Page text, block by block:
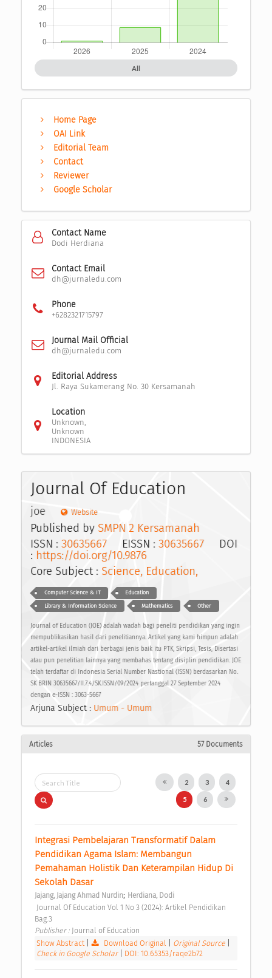
All
Home Page
OAI Link
Editorial Team
Contact
Reviewer
Google Scholar
Contact Name
Dodi Herdiana
Contact Email
dh@jurnaledu.com
Phone
+6282321715797
Journal Mail Official
dh@jurnaledu.com
Editorial Address
Jl. Raya Sukamerang No. 30 Kersamanah
Location
Unknown,
Unknown
INDONESIA
Journal Of Education
joe Website
Published by SMPN 2 Kersamanah
ISSN : 30635667 EISSN : 30635667 DOI
: https://doi.org/10.9876
Core Subject : Science, Education,
Computer Science & IT Education
Library & Information Science Mathematics Other
Journal of Education (JOE) adalah wadah bagi peneliti pendidikan yang ingin
mempublikasikan hasil dari penelitiannya. Artikel yang kami himpun adalah
artikel-artikel ilmiah dari berbagai jenis baik itu PTK, Skripsi, Tesis, Disertasi
atau pun penelitian lainnya yang membahas tentang disiplin pendidikan. JOE
telah terdaftar di Indonesia Serial Number Nastional (ISSN) berdasarkan No.
SK BRIN 30635667/II.7.4/SK.ISSN/09/2024 pertanggal 27 September 2024
dengan e-ISSN : 3063-5667
Arjuna Subject : Umum - Umum
Articles 57 Documents
2 3 4
5 6
Integrasi Pembelajaran Transformatif Dalam
Pendidikan Agama Islam: Membangun
Pemahaman Holistik Dan Keterampilan Hidup Di
Sekolah Dasar
Jajang, Jajang Ahmad Nurdin; Herdiana, Dodi
Bag.3
Publisher : Journal of Education
Show Abstract| Download Original Original Source
Check in Google Scholar
DOI: 10.65353/raqe2b72